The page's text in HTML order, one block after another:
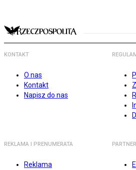
KONTAKT
O nas
Kontakt
Napisz do nas
REKLAMA I PRENUMERATA
Reklama